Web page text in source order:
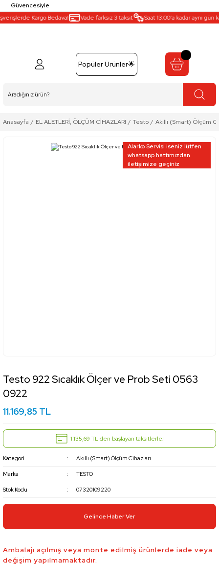
Güvencesiyle
Kargo Bedava!
Vade farksız 3 taksit Saat 13:00’a kadar aynı gün
Popüler Ürünler🌟
Anasayfa EL ALETLERİ, ÖLÇÜM CİHAZLARI Testo Akıllı (Smart) Ölçüm
Alarko Servisi iseniz lütfen
whatsapp hattımızdan
iletişimize geçiniz
Testo 922 Sıcaklık Ölçer ve Prob Seti 0563
0922
11.169,85 TL
1.135,69 TL den başlayan taksitlerle!
Kategori Akıllı (Smart) Ölçüm Cihazları
Marka TESTO
Stok Kodu 07320109220
Gelince Haber Ver
Ambalajı açılmış veya monte edilmiş ürünlerde iade veya
değişim yapılmamaktadır.